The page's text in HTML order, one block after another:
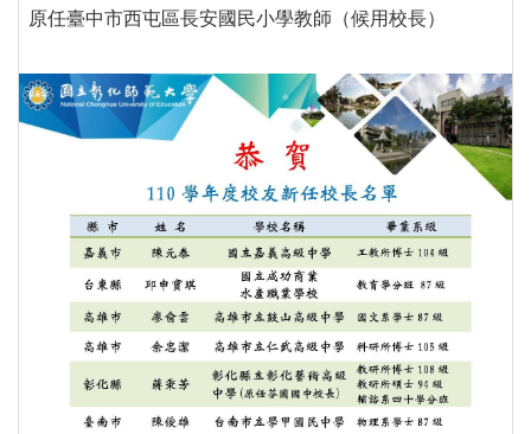
原任臺中市西屯區長安國民小學教師（候用校長）